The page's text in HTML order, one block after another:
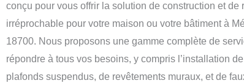
conçu pour vous offrir la solution de construction et de
irréprochable pour votre maison ou votre bâtiment à
18700. Nous proposons une gamme complète de
répondre à tous vos besoins, y compris l’installation
plafonds suspendus, de revêtements muraux, et de